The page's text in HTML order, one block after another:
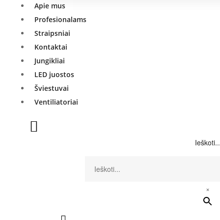
Apie mus
Profesionalams
Straipsniai
Kontaktai
Jungikliai
LED juostos
Šviestuvai
Ventiliatoriai
×